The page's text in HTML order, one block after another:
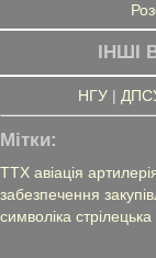
НГУ|
Мітки:
ТТХ авіація
забезпечення
символіка